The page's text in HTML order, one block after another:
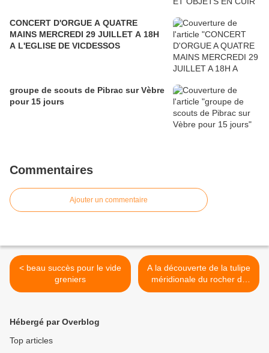
CONCERT D'ORGUE A QUATRE
MAINS MERCREDI 29 JUILLET A 18H
A L'EGLISE DE VICDESSOS
groupe de scouts de Pibrac sur Vèbre
pour 15 jours
Commentaires
Ajouter un commentaire
< beau succès pour le vide
greniers
A la découverte de la tulipe
méridionale du rocher de
Scaramus >
Hébergé par Overblog
Top articles